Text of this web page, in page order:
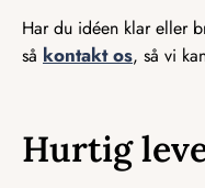
Har du idéen klar eller
så kontakt os, så vi
Hurtig